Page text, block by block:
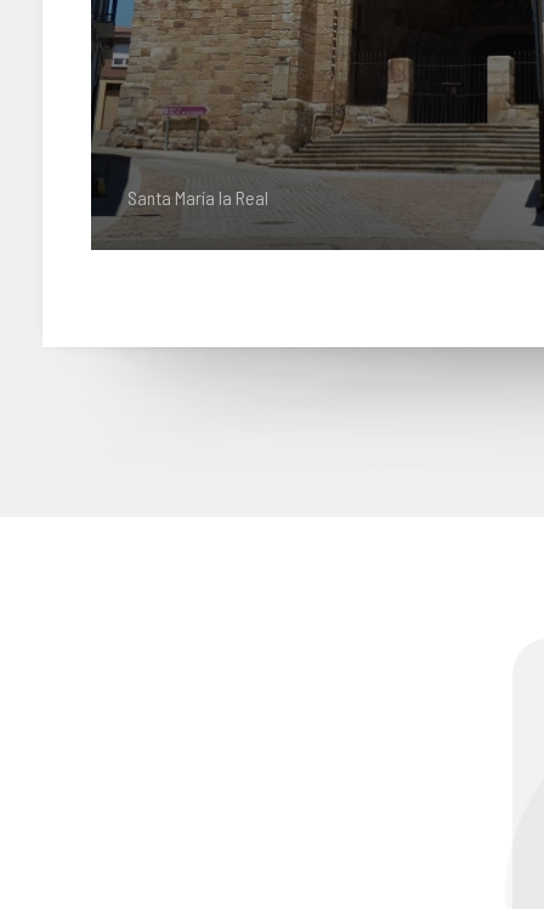
Santa María la Real